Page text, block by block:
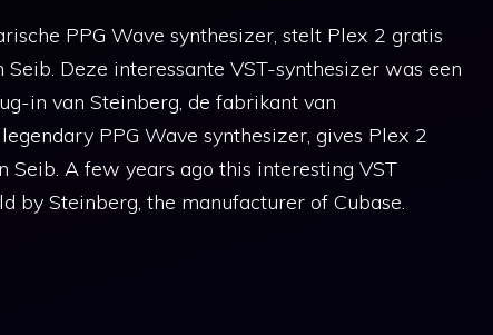
PPG Wave synthesizer, stelt Plex 2 gratis
Deze interessante VST-synthesizer was een
in van Steinberg, de fabrikant van
PPG Wave synthesizer, gives Plex 2
A few years ago this interesting VST
by Steinberg, the manufacturer of Cubase.